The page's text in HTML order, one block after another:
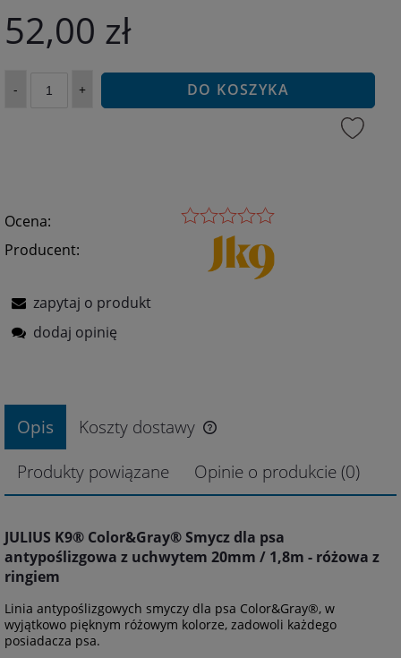
52,00 zł
- + DO KOSZYKA
Ocena:
Producent:
zapytaj o produkt
dodaj opinię
Opis
Koszty dostawy
Produkty powiązane
Opinie o produkcie (0)
JULIUS K9® Color&Gray® Smycz dla psa
antypoślizgowa z uchwytem 20mm / 1,8m - różowa z
ringiem
Linia antypoślizgowych smyczy dla psa Color&Gray®, w
wyjątkowo pięknym różowym kolorze, zadowoli każdego
posiadacza psa.